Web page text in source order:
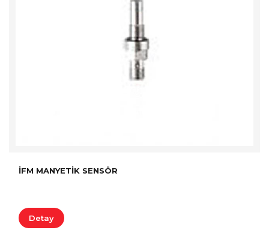
İFM MANYETIK SENSÖR
Detay